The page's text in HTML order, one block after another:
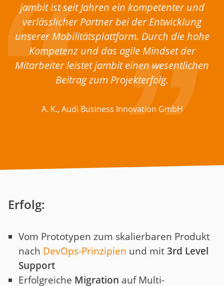
jambit ist seit Jahren ein kompetenter und
verlässlicher Partner bei der Entwicklung
unserer Mobilitätsplattform. Durch die hohe
Kompetenz und das agile Mindset der
Mitarbeiter leistet jambit einen wesentlichen
Beitrag zum Projekterfolg.
A. K., Audi Business Innovation GmbH
Erfolg:
Vom Prototypen zum skalierbaren Produkt
nach DevOps-Prinzipien und mit3rd Level
Support
Erfolgreiche Migration auf Multi-